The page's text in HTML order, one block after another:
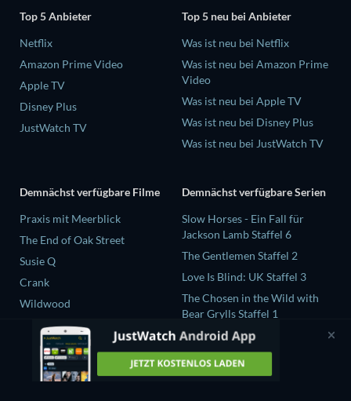
Top 5 Anbieter
Netflix
Amazon Prime Video
Apple TV
Disney Plus
JustWatch TV
Top 5 neu bei Anbieter
Was ist neu bei Netflix
Was ist neu bei Amazon Prime
Video
Was ist neu bei Apple TV
Was ist neu bei Disney Plus
Was ist neu bei JustWatch TV
Demnächst verfügbare Filme
Praxis mit Meerblick
The End of Oak Street
Susie Q
Crank
Wildwood
Demnächst verfügbare Serien
Slow Horses - Ein Fall für
Jackson Lamb Staffel 6
The Gentlemen Staffel 2
Love Is Blind: UK Staffel 3
The Chosen in the Wild with
Bear Grylls Staffel 1
Levi Strauss und der Stoff der
Träume Staffel 1